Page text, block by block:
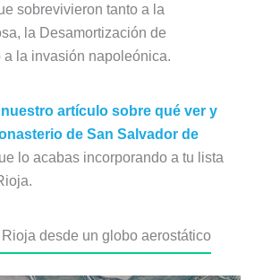
sobrevivieron tanto a la
la Desamortización de
a la invasión napoleónica.
nuestro artículo sobre qué ver y
de San Salvador de
lo acabas incorporando a tu lista
desde un globo aerostático